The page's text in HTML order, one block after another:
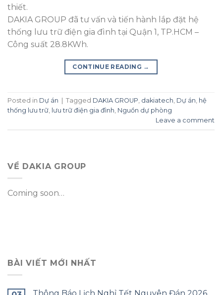
thiết.
DAKIA GROUP đã tư vấn và tiến hành lắp đặt hệ
thống lưu trữ điện gia đình tại Quận 1, TP.HCM –
Công suất 28.8KWh.
CONTINUE READING →
Posted in Dự án Tagged DAKIA GROUP, dakiatech, Dự án, hệ
thống lưu trữ, lưu trữ điện gia đình, Nguồn dự phòng
Leave a comment
VỀ DAKIA GROUP
Coming soon…
BÀI VIẾT MỚI NHẤT